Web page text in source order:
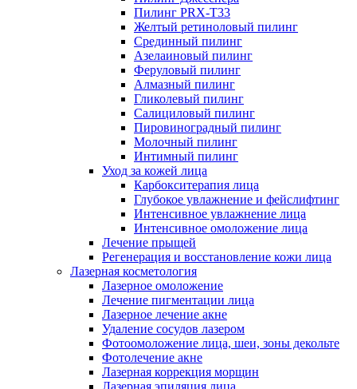
Пилинг PRX-T33
Желтый ретиноловый пилинг
Срединный пилинг
Азелаиновый пилинг
Феруловый пилинг
Алмазный пилинг
Гликолевый пилинг
Салициловый пилинг
Пировиноградный пилинг
Молочный пилинг
Интимный пилинг
Уход за кожей лица
Карбокситерапия лица
Глубокое увлажнение и фейслифтинг
Интенсивное увлажнение лица
Интенсивное омоложение лица
Лечение прыщей
Регенерация и восстановление кожи лица
Лазерная косметология
Лазерное омоложение
Лечение пигментации лица
Лазерное лечение акне
Удаление сосудов лазером
Фотоомоложение лица, шеи, зоны декольте
Фотолечение акне
Лазерная коррекция морщин
Лазерная эпиляция лица